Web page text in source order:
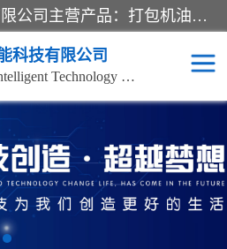
无锡凯乐福智能科技有限公司主营产品：打包机油泵、风冷式油冷却器、液压阀、液压泵、冷却器、过滤器及气动元器件。公司主导生产齿轮泵、齿轮马达、液压阀等产品。共计100多个系列、3000余种规格。覆盖了液压系统的动力元件、控制元件和执行元件，具备较强的成套供货、服务能力。
科技有限公司
Wuxi Colourful Intelligent Technology Co., Ltd
机床冷却泵
叶片泵